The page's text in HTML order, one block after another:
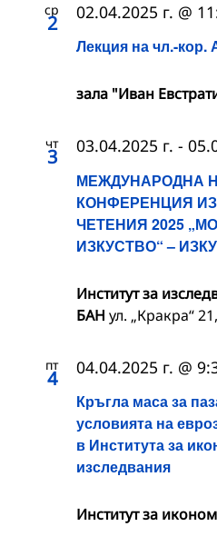
ср
2
Лекция на чл.-
02.04.2025 г. @
зала "Иван
чт
3
МЕЖДУНАРОДНА
КОНФЕРЕНЦИЯ
ЧЕТЕНИЯ 2025
ИЗКУСТВО“ –
03.04.2025 г. -
Институт за
БАН ул. „Кракра“
пт
4
Кръгла маса за
условията на
в Института за
изследвания
04.04.2025 г. @
Институт за